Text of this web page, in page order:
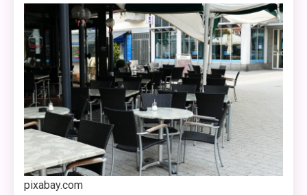
pixabay.com